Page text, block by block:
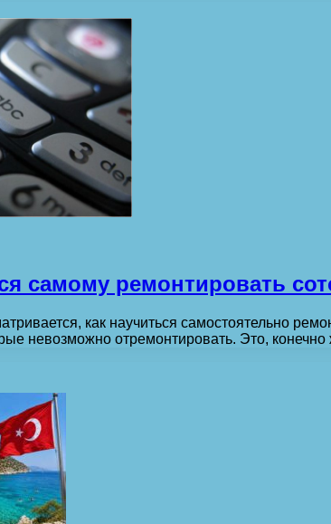
самому ремонтировать
как научиться самостоятельно
невозможно отремонтировать. Это,